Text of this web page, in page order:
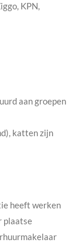
KPN,
aan groepen
katten zijn
heeft werken
plaatse